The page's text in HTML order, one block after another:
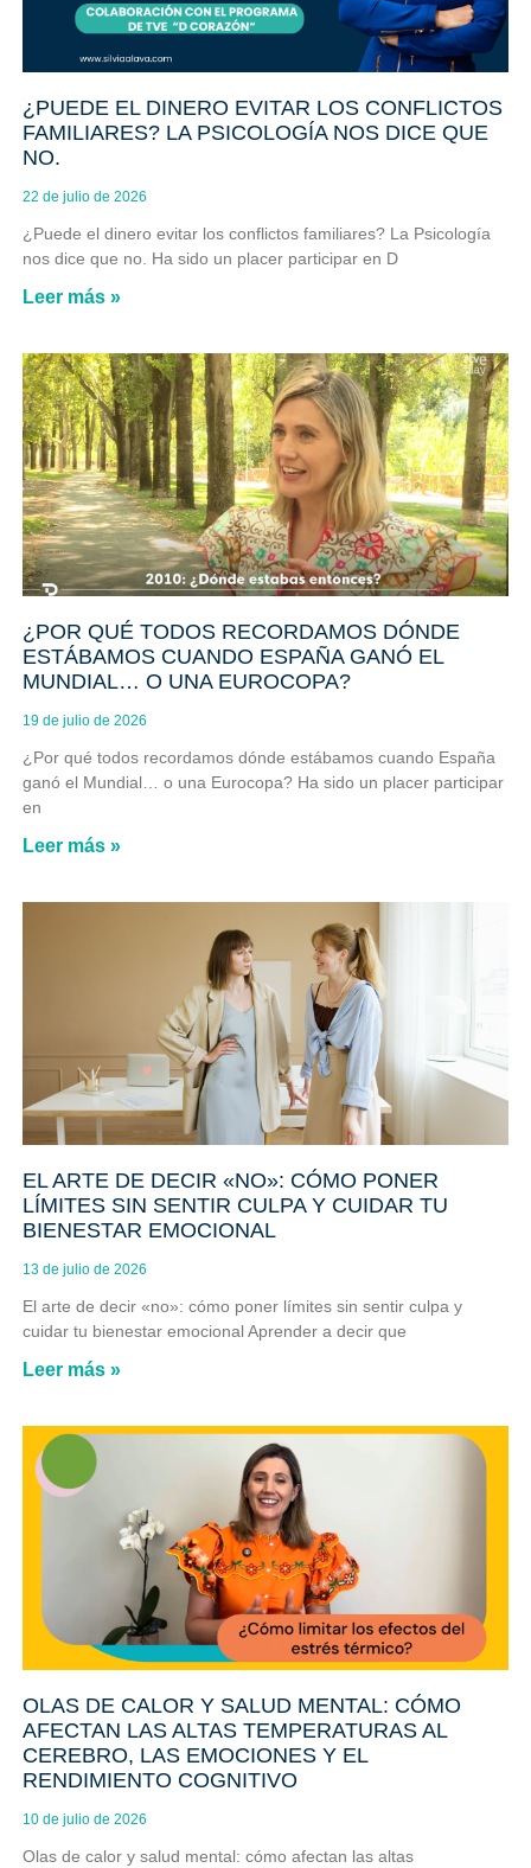
¿PUEDE EL DINERO EVITAR LOS CONFLICTOS
FAMILIARES? LA PSICOLOGÍA NOS DICE QUE
NO.
22 de julio de 2026
¿Puede el dinero evitar los conflictos familiares? La Psicología
nos dice que no. Ha sido un placer participar en D
Leer más »
¿POR QUÉ TODOS RECORDAMOS DÓNDE
ESTÁBAMOS CUANDO ESPAÑA GANÓ EL
MUNDIAL… O UNA EUROCOPA?
19 de julio de 2026
¿Por qué todos recordamos dónde estábamos cuando España
ganó el Mundial… o una Eurocopa? Ha sido un placer participar
en
Leer más »
EL ARTE DE DECIR «NO»: CÓMO PONER
LÍMITES SIN SENTIR CULPA Y CUIDAR TU
BIENESTAR EMOCIONAL
13 de julio de 2026
El arte de decir «no»: cómo poner límites sin sentir culpa y
cuidar tu bienestar emocional Aprender a decir que
Leer más »
OLAS DE CALOR Y SALUD MENTAL: CÓMO
AFECTAN LAS ALTAS TEMPERATURAS AL
CEREBRO, LAS EMOCIONES Y EL
RENDIMIENTO COGNITIVO
10 de julio de 2026
Olas de calor y salud mental: cómo afectan las altas